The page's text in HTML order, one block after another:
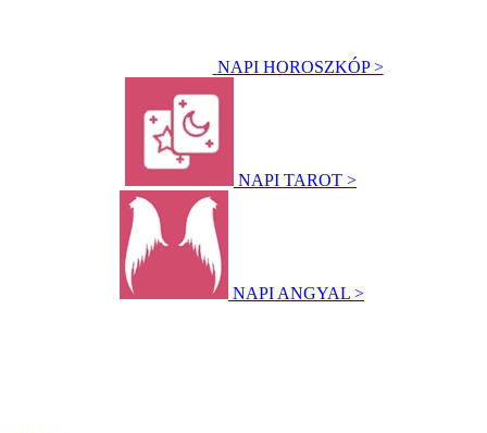
NAPI HOROSZKÓP >
NAPI TAROT >
NAPI ANGYAL >